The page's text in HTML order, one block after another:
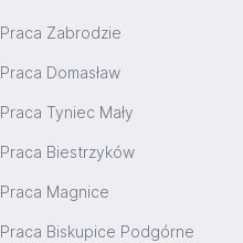
Praca Zabrodzie
Praca Domasław
Praca Tyniec Mały
Praca Biestrzyków
Praca Magnice
Praca Biskupice Podgórne